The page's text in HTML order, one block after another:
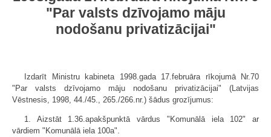
"Par valsts dzīvojamo māju
nodošanu privatizācijai"
Izdarīt Ministru kabineta 1998.gada 17.februāra rīkojumā Nr.70
"Par valsts dzīvojamo māju nodošanu privatizācijai" (Latvijas
Vēstnesis, 1998, 44./45., 265./266.nr.) šādus grozījumus:
1. Aizstāt 1.36.apakšpunktā vārdus "Komunālā iela 102" ar
vārdiem "Komunālā iela 100a".